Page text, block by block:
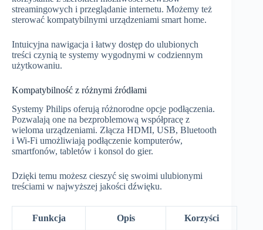
streamingowych i przeglądanie internetu. Możemy też
sterować kompatybilnymi urządzeniami smart home.
Intuicyjna nawigacja i łatwy dostęp do ulubionych
treści czynią te systemy wygodnymi w codziennym
użytkowaniu.
Kompatybilność z różnymi źródłami
Systemy Philips oferują różnorodne opcje podłączenia.
Pozwalają one na bezproblemową współpracę z
wieloma urządzeniami. Złącza HDMI, USB, Bluetooth
i Wi-Fi umożliwiają podłączenie komputerów,
smartfonów, tabletów i konsol do gier.
Dzięki temu możesz cieszyć się swoimi ulubionymi
treściami w najwyższej jakości dźwięku.
Funkcja Opis Korzyści